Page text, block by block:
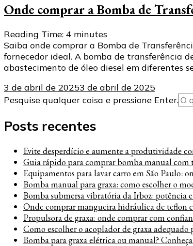
Onde comprar a Bomba de
Reading Time: 4 minutes
Saiba onde comprar a Bomba de
fornecedor ideal. A bomba de transferência
abastecimento de óleo diesel em diferentes
3 de abril de 20253 de abril de 2025
Procurando
Pesquise qualquer coisa e pressione Enter.
Posts recentes
Evite desperdício e aumente a produtividade
Guia rápido para comprar bomba manual com
Equipamentos para lavar carro em São Paulo:
Bomba manual para graxa: como escolher o
Bomba submersa vibratória da Irboz: potência
Onde comprar mangueira hidráulica de teflon
Propulsora de graxa: onde comprar com
Como escolher o acoplador de graxa
Bomba para graxa elétrica ou manual?